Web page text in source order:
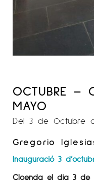
OCTUBRE –
MAYO
Del 3 de Octubre
Gregorio
Inauguració 3
Cloenda el dia 3 de